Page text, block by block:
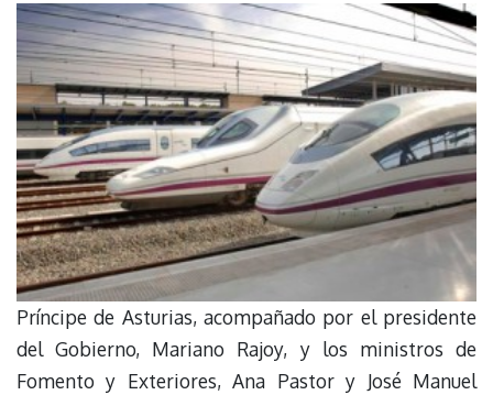
Príncipe de Asturias, acompañado por el presidente
del Gobierno, Mariano Rajoy, y los ministros de
Fomento y Exteriores, Ana Pastor y José Manuel